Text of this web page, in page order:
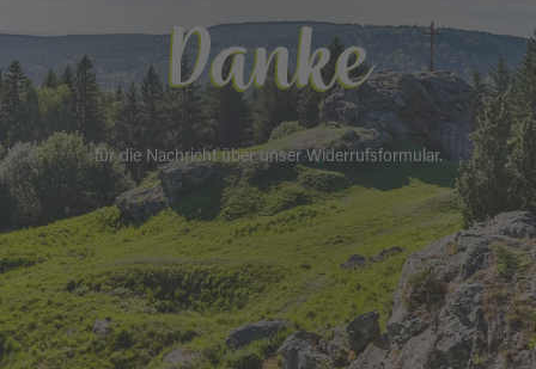
Danke
für die Nachricht über unser Widerrufsformular.